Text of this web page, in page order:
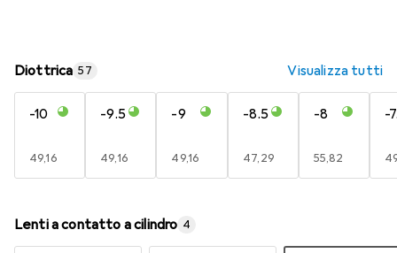
Diottrica 57 Visualizza tutti
-10
EUR
49,16
-9.5
EUR
49,16
-9
EUR
49,16
-8.5
EUR
47,29
-8
EUR
55,82
-
Lenti a contatto a cilindro 4